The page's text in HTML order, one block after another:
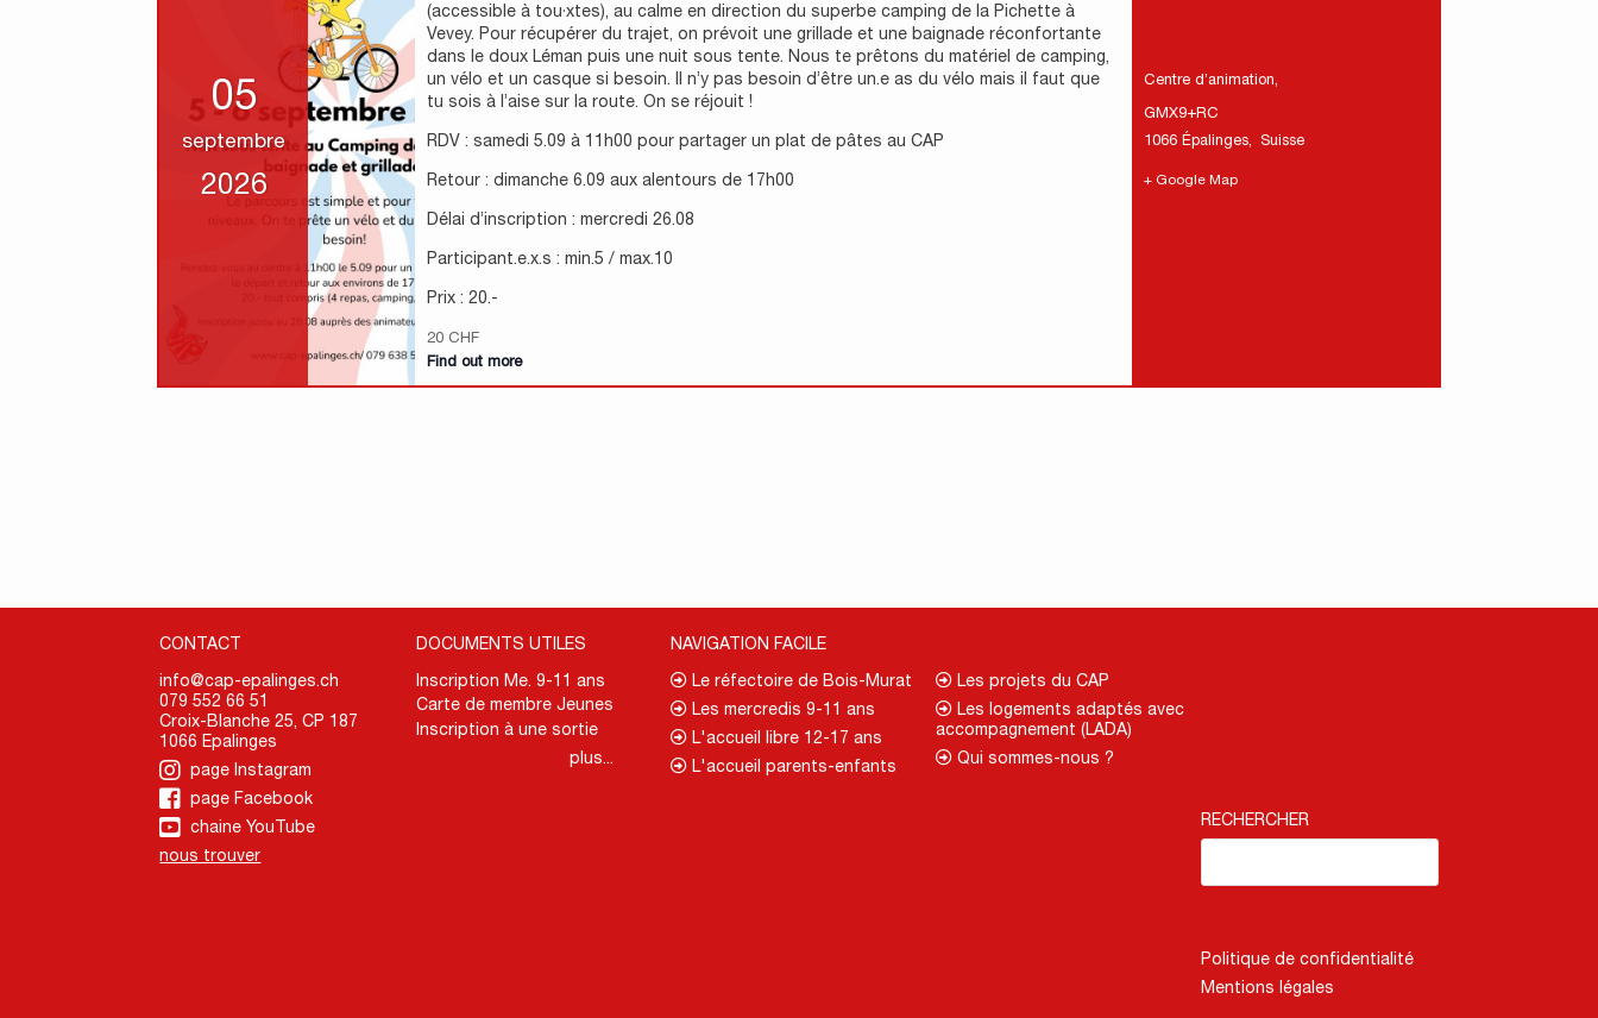
05
septembre
2026
(accessible à tou·xtes), au calme en direction du superbe camping de la Pichette à
Vevey. Pour récupérer du trajet, on prévoit une grillade et une baignade réconfortante
dans le doux Léman puis une nuit sous tente. Nous te prêtons du matériel de camping,
un vélo et un casque si besoin. Il n’y pas besoin d’être un.e as du vélo mais il faut que
tu sois à l’aise sur la route. On se réjouit !
RDV : samedi 5.09 à 11h00 pour partager un plat de pâtes au CAP
Retour : dimanche 6.09 aux alentours de 17h00
Délai d’inscription : mercredi 26.08
Participant.e.x.s : min.5 / max.10
Prix : 20.-
20 CHF
Find out more
Centre d’animation,
GMX9+RC
1066 Épalinges, Suisse
+ Google Map
CONTACT
info@cap-epalinges.ch
079 552 66 51
Croix-Blanche 25, CP 187
1066 Epalinges
page Instagram
page Facebook
chaine YouTube
nous trouver
DOCUMENTS UTILES
Inscription Me. 9-11 ans
Carte de membre Jeunes
Inscription à une sortie
plus...
NAVIGATION FACILE
Le réfectoire de Bois-Murat
Les mercredis 9-11 ans
L'accueil libre 12-17 ans
L'accueil parents-enfants
Les projets du CAP
Les logements adaptés avec
accompagnement (LADA)
Qui sommes-nous ?
RECHERCHER
Politique de confidentialité
Mentions légales